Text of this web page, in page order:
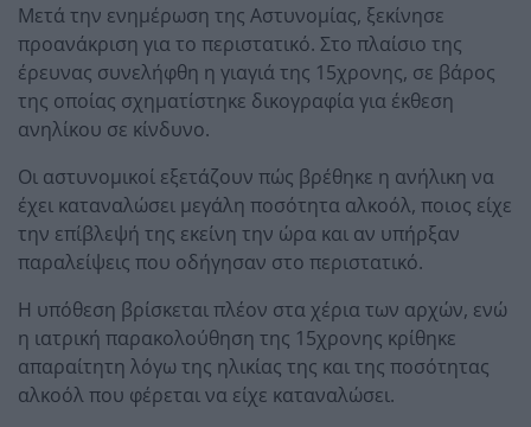
Μετά την ενημέρωση της Αστυνομίας, ξεκίνησε
προανάκριση για το περιστατικό. Στο πλαίσιο της
έρευνας συνελήφθη η γιαγιά της 15χρονης, σε βάρος
της οποίας σχηματίστηκε δικογραφία για έκθεση
ανηλίκου σε κίνδυνο.
Οι αστυνομικοί εξετάζουν πώς βρέθηκε η ανήλικη να
έχει καταναλώσει μεγάλη ποσότητα αλκοόλ, ποιος είχε
την επίβλεψή της εκείνη την ώρα και αν υπήρξαν
παραλείψεις που οδήγησαν στο περιστατικό.
Η υπόθεση βρίσκεται πλέον στα χέρια των αρχών, ενώ
η ιατρική παρακολούθηση της 15χρονης κρίθηκε
απαραίτητη λόγω της ηλικίας της και της ποσότητας
αλκοόλ που φέρεται να είχε καταναλώσει.